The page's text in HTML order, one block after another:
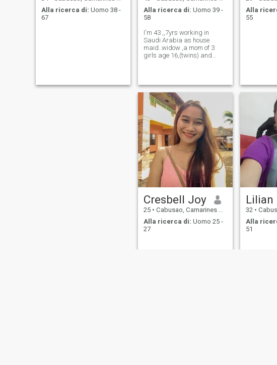
Alla ricerca di: Uomo 38 -
67
Alla ricerca di: Uomo 39 -
58
I'm 43 ,,7yrs working in
Saudi Arabia as house
maid..widow ,a mom of 3
girls age 16,(twins) and
Alla
55
Cresbell Joy
25 • Cabusao, Camarines Sur, Filippine
Alla ricerca di: Uomo 25 -
27
Lilian
32 • Cabusao,
Alla
51